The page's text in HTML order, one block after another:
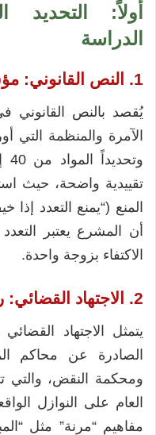
أولاً: التحديد
الدراسة
1. النص القانوني: مؤسسة الضوابط
يُقصد بالنص القانوني
الآمرة والمنظمة التي
تقييدية واضحة، حيث
المنع (“يمنع التعدد
أن المشرع يعتبر
الاكتفاء بزوجة واحدة.
2. الاجتهاد القضائي: روح النص وحركيته
يتمثل الاجتهاد
الصادرة عن محاكم
ومحكمة النقض، والتي
العام على النوازل
مفاهيم “مرنة” مثل